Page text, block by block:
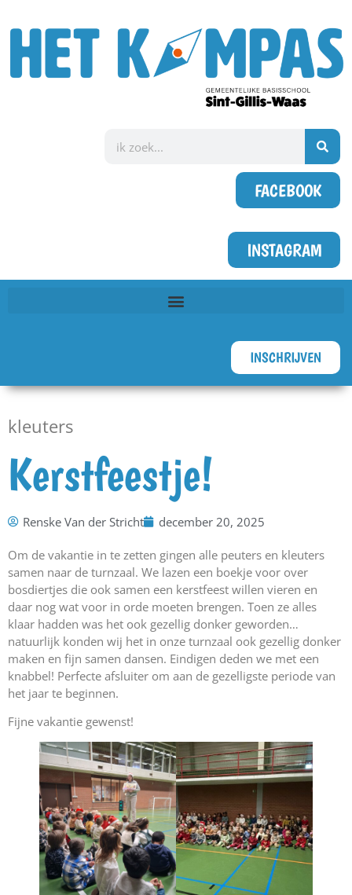
FACEBOOK
INSTAGRAM
INSCHRIJVEN
kleuters
Kerstfeestje!
Renske Van der Stricht december 20, 2025
Om de vakantie in te zetten gingen alle peuters en kleuters
samen naar de turnzaal. We lazen een boekje voor over
bosdiertjes die ook samen een kerstfeest willen vieren en
daar nog wat voor in orde moeten brengen. Toen ze alles
klaar hadden was het ook gezellig donker geworden…
natuurlijk konden wij het in onze turnzaal ook gezellig donker
maken en fijn samen dansen. Eindigen deden we met een
knabbel! Perfecte afsluiter om aan de gezelligste periode van
het jaar te beginnen.
Fijne vakantie gewenst!